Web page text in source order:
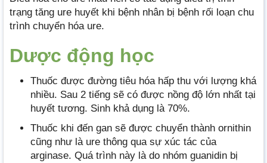
trạng tăng ure huyết khi bệnh nhân bị bệnh rối loạn chu
trình chuyển hóa ure.
Dược động học
Thuốc được đường tiêu hóa hấp thu với lượng khá
nhiều. Sau 2 tiếng sẽ có được nồng độ lớn nhất tại
huyết tương. Sinh khả dụng là 70%.
Thuốc khi đến gan sẽ được chuyển thành ornithin
cũng như là ure thông qua sự xúc tác của
arginase. Quá trình này là do nhóm guanidin bị